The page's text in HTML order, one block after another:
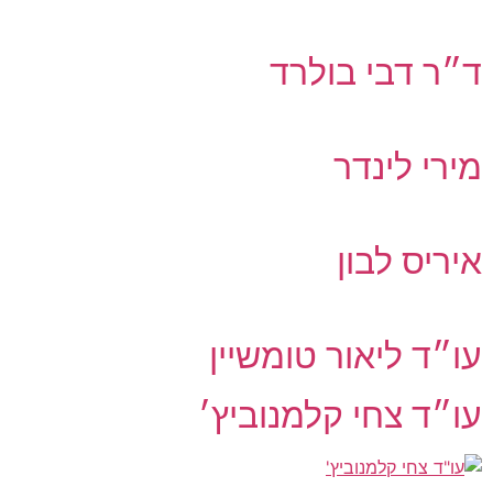
ד״ר דבי בולרד
מירי לינדר
איריס לבון
עו״ד ליאור טומשיין
עו״ד צחי קלמנוביץ׳